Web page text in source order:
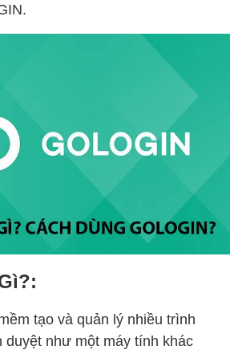
tạo và quản lý nhiều trình
duyệt như một máy tính khác